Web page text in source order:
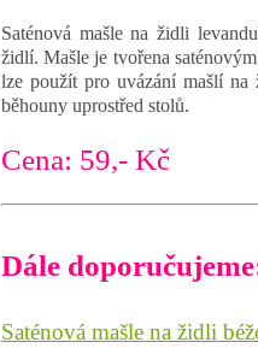
Saténová mašle na židli
židlí. Mašle je tvořena
lze použít pro uvázání mašlí na
běhouny uprostřed stolů.
Cena: 59,- Kč
Dále
Saténová mašle na židli